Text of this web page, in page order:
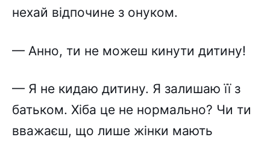
нехай відпочине з онуком.
— Анно, ти не можеш кинути дитину!
— Я не кидаю дитину. Я залишаю її з
батьком. Хіба це не нормально? Чи ти
вважаєш, що лише жінки мають